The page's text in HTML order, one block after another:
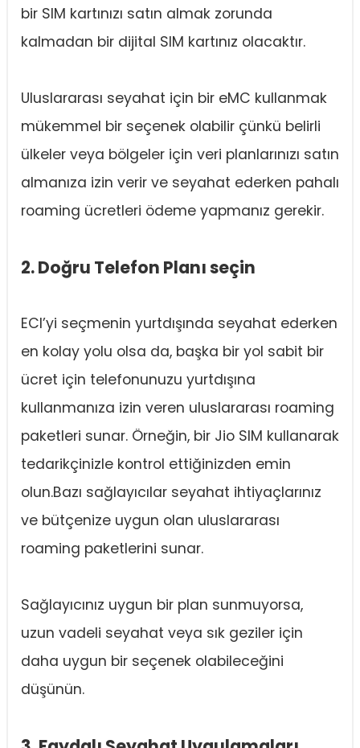
bir SIM kartınızı satın almak zorunda
kalmadan bir dijital SIM kartınız olacaktır.
Uluslararası seyahat için bir eMC kullanmak
mükemmel bir seçenek olabilir çünkü belirli
ülkeler veya bölgeler için veri planlarınızı satın
almanıza izin verir ve seyahat ederken pahalı
roaming ücretleri ödeme yapmanız gerekir.
2. Doğru Telefon Planı seçin
ECI’yi seçmenin yurtdışında seyahat ederken
en kolay yolu olsa da, başka bir yol sabit bir
ücret için telefonunuzu yurtdışına
kullanmanıza izin veren uluslararası roaming
paketleri sunar. Örneğin, bir Jio SIM kullanarak
tedarikçinizle kontrol ettiğinizden emin
olun.Bazı sağlayıcılar seyahat ihtiyaçlarınız
ve bütçenize uygun olan uluslararası
roaming paketlerini sunar.
Sağlayıcınız uygun bir plan sunmuyorsa,
uzun vadeli seyahat veya sık geziler için
daha uygun bir seçenek olabileceğini
düşünün.